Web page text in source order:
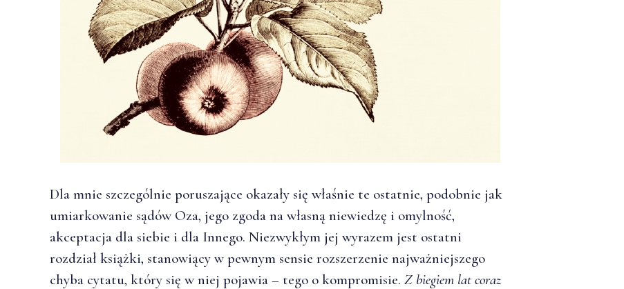
Dla mnie szczególnie poruszające okazały się właśnie te ostatnie, podobnie jak
umiarkowanie sądów Oza, jego zgoda na własną niewiedzę i omylność,
akceptacja dla siebie i dla Innego. Niezwykłym jej wyrazem jest ostatni
rozdział książki, stanowiący w pewnym sensie rozszerzenie najważniejszego
chyba cytatu, który się w niej pojawia – tego o kompromisie. Z biegiem lat coraz